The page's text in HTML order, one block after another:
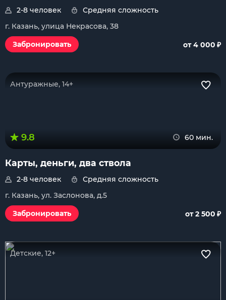
2-8 человек
Средняя сложность
г. Казань, улица Некрасова, 38
Забронировать
от 4 000 ₽
Антуражные, 14+
9.8 60 мин.
Карты, деньги, два ствола
2-8 человек
Средняя сложность
г. Казань, ул. Заслонова, д.5
Забронировать
от 2 500 ₽
Детские, 12+